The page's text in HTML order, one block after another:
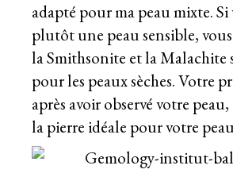
adapté pour ma peau mixte. Si
plutôt une peau sensible,
la Smithsonite et la Malachite
pour les peaux sèches. Votre
après avoir observé votre
la pierre idéale pour votre